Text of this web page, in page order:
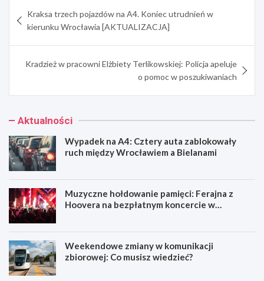
wpisu
Kraksa trzech pojazdów na A4. Koniec utrudnień w
kierunku Wrocławia [AKTUALIZACJA]
Kradzież w pracowni Elżbiety Terlikowskiej: Policja apeluje
o pomoc w poszukiwaniach
Aktualności
Wypadek na A4: Cztery auta zablokowały
ruch między Wrocławiem a Bielanami
Muzyczne hołdowanie pamięci: Ferajna z
Hoovera na bezpłatnym koncercie w
Weekendowe zmiany w komunikacji
zbiorowej: Co musisz wiedzieć?